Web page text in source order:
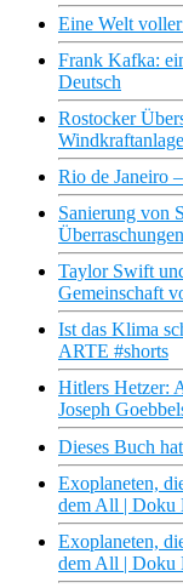
Eine Welt
Frank Kafka:
Deutsch
Rostocker
Rio de Janeiro
Sanierung von
Taylor Swift
Gemeinschaft
Ist das Klima
ARTE #shorts
Hitlers Hetzer:
Joseph
Dieses Buch
Exoplaneten,
dem All | Doku
Exoplaneten,
dem All | Doku